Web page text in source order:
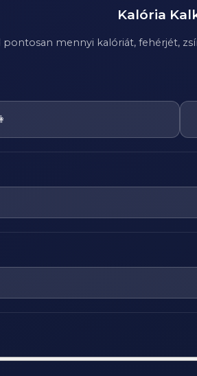
Kalória
mennyi kalóriát, fehérjét,